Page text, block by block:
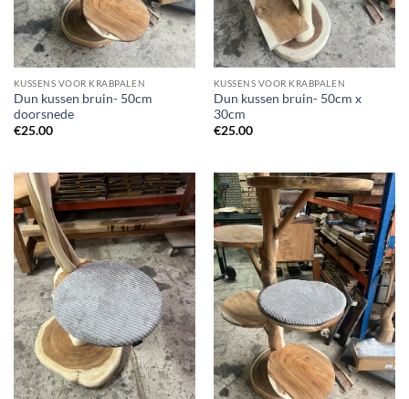
KUSSENS VOOR KRABPALEN
Dun kussen bruin- 50cm
doorsnede
€25.00
KUSSENS VOOR KRABPALEN
Dun kussen bruin- 50cm x
30cm
€25.00